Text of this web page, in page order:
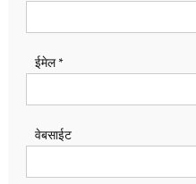
ईमेल*
वेबसाईट